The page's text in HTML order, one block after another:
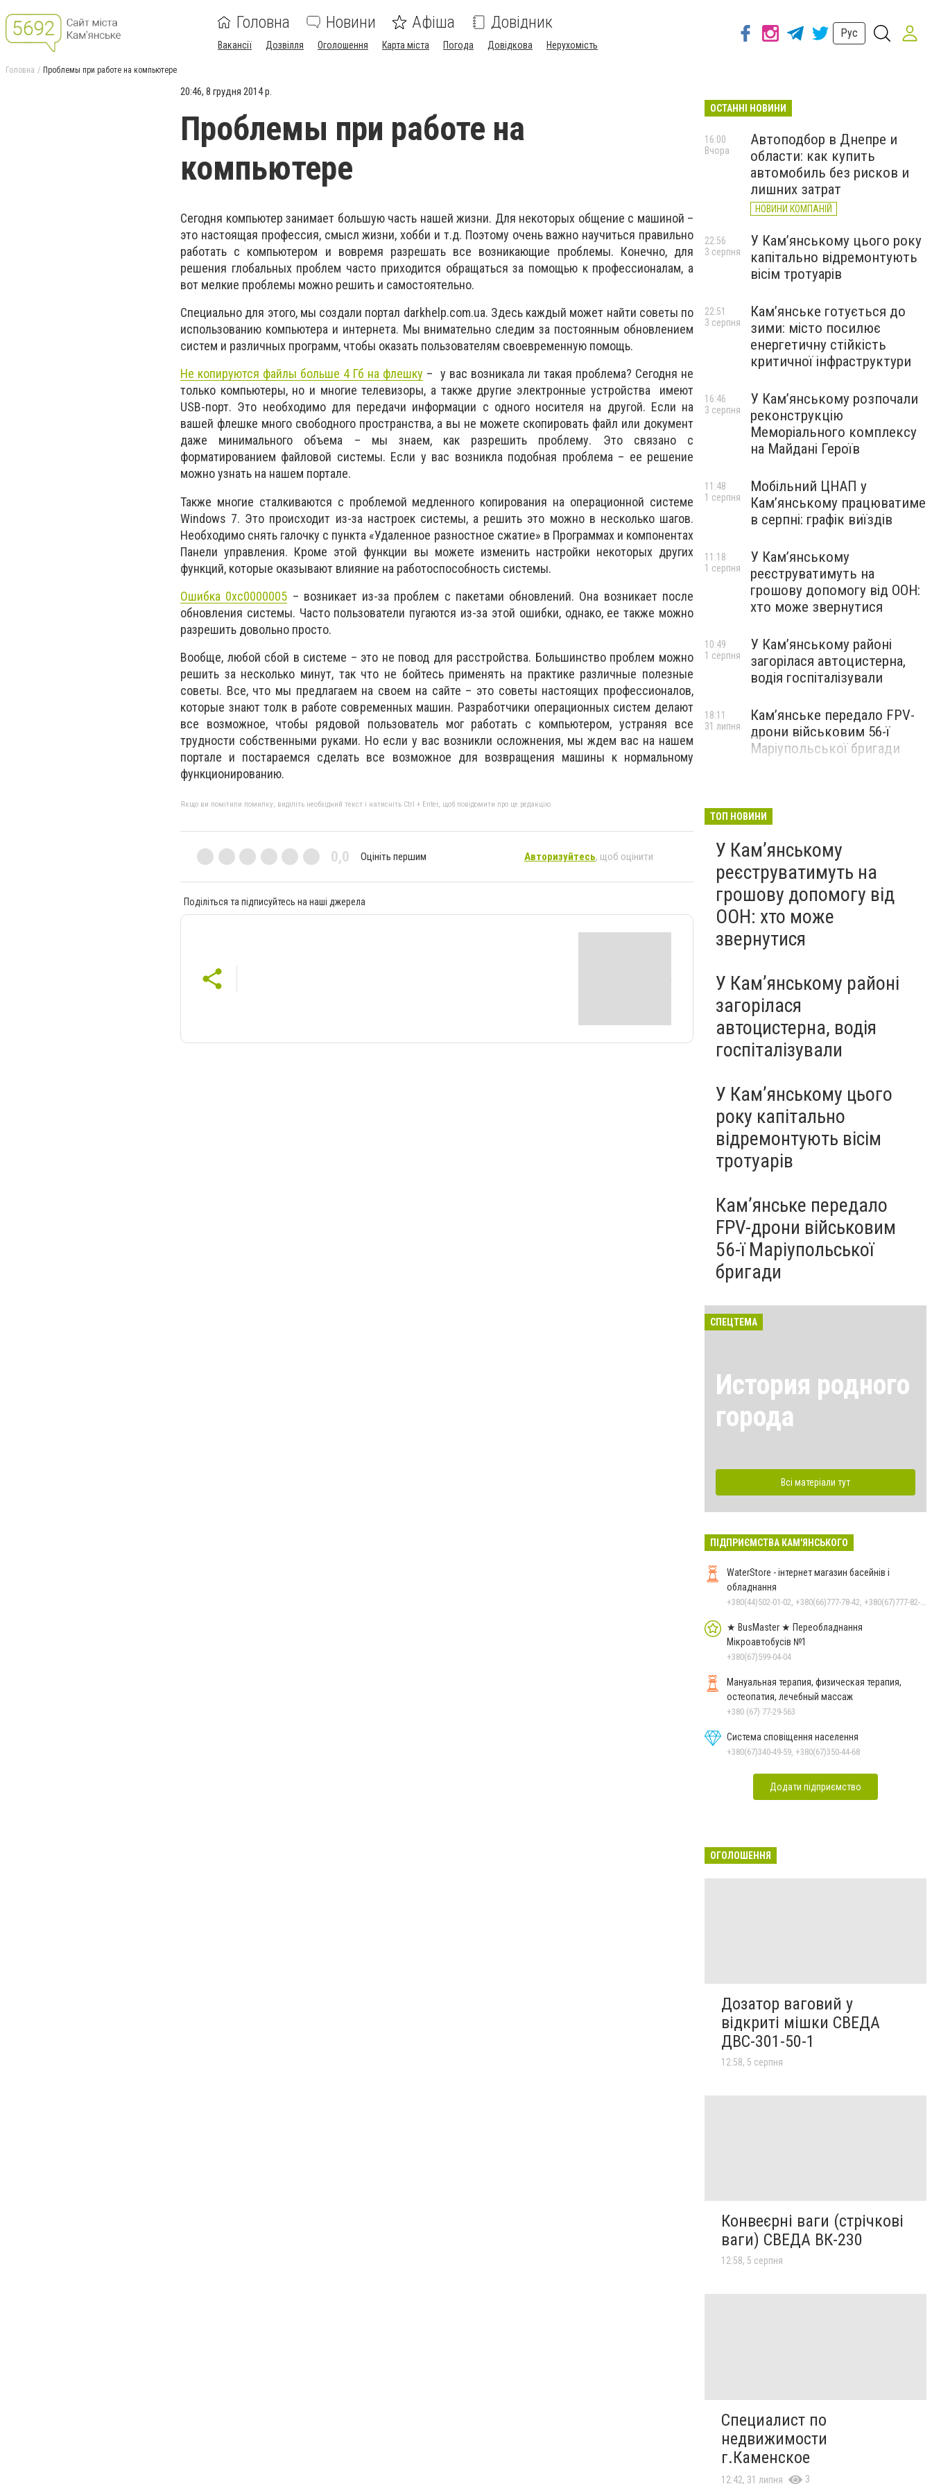
Головна Новини Афіша Довідник
Вакансії Дозвілля Оголошення Карта міста Погода Довідкова Нерухомість
Рус
Головна Проблемы при работе на компьютере
20:46, 8 грудня 2014 р.
Проблемы при работе на
компьютере
Сегодня компьютер занимает большую часть нашей жизни. Для некоторых общение с машиной –
это настоящая профессия, смысл жизни, хобби и т.д. Поэтому очень важно научиться правильно
работать с компьютером и вовремя разрешать все возникающие проблемы. Конечно, для
решения глобальных проблем часто приходится обращаться за помощью к профессионалам, а
вот мелкие проблемы можно решить и самостоятельно.
Специально для этого, мы создали портал darkhelp.com.ua. Здесь каждый может найти советы по
использованию компьютера и интернета. Мы внимательно следим за постоянным обновлением
систем и различных программ, чтобы оказать пользователям своевременную помощь.
Не копируются файлы больше 4 Гб на флешку – у вас возникала ли такая проблема? Сегодня не
только компьютеры, но и многие телевизоры, а также другие электронные устройства имеют
USB-порт. Это необходимо для передачи информации с одного носителя на другой. Если на
вашей флешке много свободного пространства, а вы не можете скопировать файл или документ
даже минимального объема – мы знаем, как разрешить проблему. Это связано с
форматированием файловой системы. Если у вас возникла подобная проблема – ее решение
можно узнать на нашем портале.
Также многие сталкиваются с проблемой медленного копирования на операционной системе
Windows 7. Это происходит из-за настроек системы, а решить это можно в несколько шагов.
Необходимо снять галочку с пункта «Удаленное разностное сжатие» в Программах и компонентах
Панели управления. Кроме этой функции вы можете изменить настройки некоторых других
функций, которые оказывают влияние на работоспособность системы.
Ошибка 0xc0000005 – возникает из-за проблем с пакетами обновлений. Она возникает после
обновления системы. Часто пользователи пугаются из-за этой ошибки, однако, ее также можно
разрешить довольно просто.
Вообще, любой сбой в системе – это не повод для расстройства. Большинство проблем можно
решить за несколько минут, так что не бойтесь применять на практике различные полезные
советы. Все, что мы предлагаем на своем на сайте – это советы настоящих профессионалов,
которые знают толк в работе современных машин. Разработчики операционных систем делают
все возможное, чтобы рядовой пользователь мог работать с компьютером, устраняя все
трудности собственными руками. Но если у вас возникли осложнения, мы ждем вас на нашем
портале и постараемся сделать все возможное для возвращения машины к нормальному
функционированию.
Якщо ви помітили помилку, виділіть необхідний текст і натисніть Ctrl + Enter, щоб повідомити про це редакцію
0,0 Оцініть першим Авторизуйтесь, щоб оцінити
Поділіться та підписуйтесь на наші джерела
ОСТАННІ НОВИНИ
Автоподбор в Днепре и
области: как купить
автомобиль без рисков и
лишних затрат
НОВИНИ КОМПАНІЙ
16:00
Вчора
У Кам’янському цього року
капітально відремонтують
вісім тротуарів
22:56
3 серпня
Кам’янське готується до
зими: місто посилює
енергетичну стійкість
критичної інфраструктури
22:51
3 серпня
У Кам’янському розпочали
реконструкцію
Меморіального комплексу
на Майдані Героїв
16:46
3 серпня
Мобільний ЦНАП у
Кам’янському працюватиме
в серпні: графік виїздів
11:48
1 серпня
У Кам’янському
реєструватимуть на
грошову допомогу від ООН:
хто може звернутися
11:18
1 серпня
У Кам’янському районі
загорілася автоцистерна,
водія госпіталізували
10:49
1 серпня
Кам’янське передало FPV-
дрони військовим 56-ї
Маріупольської бригади
18:11
31 липня
ТОП НОВИНИ
У Кам’янському
реєструватимуть на
грошову допомогу від
ООН: хто може
звернутися
У Кам’янському районі
загорілася
автоцистерна, водія
госпіталізували
У Кам’янському цього
року капітально
відремонтують вісім
тротуарів
Кам’янське передало
FPV-дрони військовим
56-ї Маріупольської
бригади
СПЕЦТЕМА
История родного
города
Всі матеріали тут
ПІДПРИЄМСТВА КАМ'ЯНСЬКОГО
WaterStore - інтернет магазин басейнів і
обладнання
★ BusMaster ★ Переобладнання
Мікроавтобусів №1
+380(67)599-04-04
Мануальная терапия, физическая терапия,
остеопатия, лечебный массаж
+380 (67) 77-29-563
Система сповіщення населення
+380(67)340-49-59, +380(67)350-44-68
Додати підприємство
ОГОЛОШЕННЯ
Дозатор ваговий у
відкриті мішки СВЕДА
ДВС-301-50-1
12:58, 5 серпня
Конвеєрні ваги (стрічкові
ваги) СВЕДА ВК-230
12:58, 5 серпня
Специалист по
недвижимости
г.Каменское
12:42, 31 липня 3